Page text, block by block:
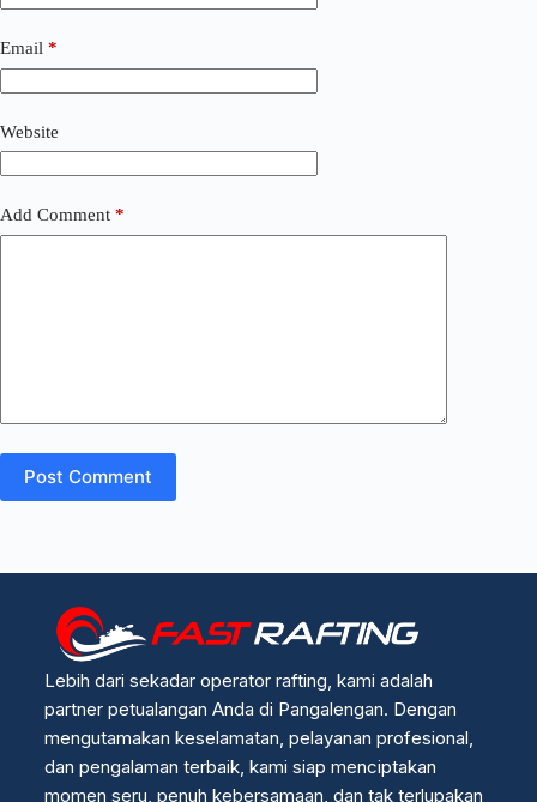
Email *
Website
Add Comment *
Post Comment
Lebih dari sekadar operator rafting, kami adalah
partner petualangan Anda di Pangalengan. Dengan
mengutamakan keselamatan, pelayanan profesional,
dan pengalaman terbaik, kami siap menciptakan
momen seru, penuh kebersamaan, dan tak terlupakan